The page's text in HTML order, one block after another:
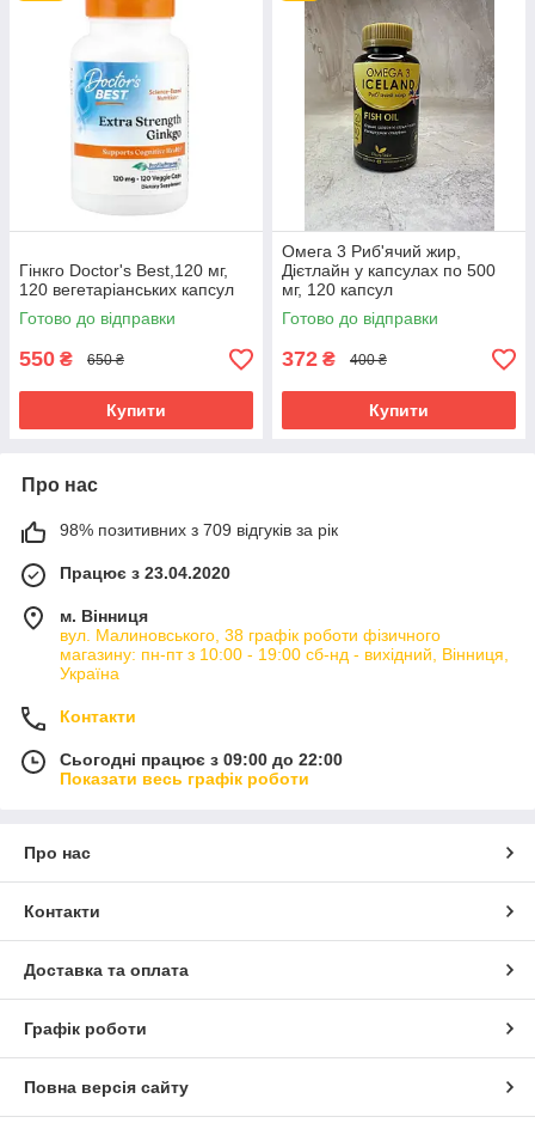
Гінкго Doctor's Best,120 мг,
120 вегетаріанських капсул
Готово до відправки
550 ₴ 650 ₴
Купити
Омега 3 Риб'ячий жир,
Дієтлайн у капсулах по 500
мг, 120 капсул
Готово до відправки
372 ₴ 400 ₴
Купити
Про нас
98% позитивних з 709 відгуків за рік
Працює з 23.04.2020
м. Вінниця
вул. Малиновського, 38 графік роботи фізичного
магазину: пн-пт з 10:00 - 19:00 сб-нд - вихідний, Вінниця,
Україна
Контакти
Сьогодні працює з 09:00 до 22:00
Показати весь графік роботи
Про нас
Контакти
Доставка та оплата
Графік роботи
Повна версія сайту